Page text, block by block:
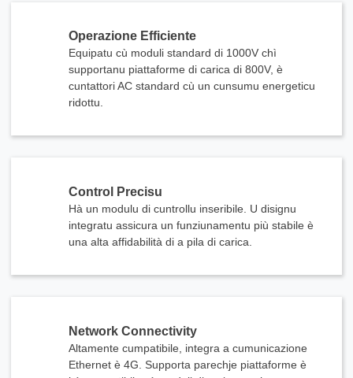
Operazione Efficiente
Equipatu cù moduli standard di 1000V chì
supportanu piattaforme di carica di 800V, è
cuntattori AC standard cù un cunsumu energeticu
ridottu.
Control Precisu
Hà un modulu di cuntrollu inseribile. U disignu
integratu assicura un funziunamentu più stabile è
una alta affidabilità di a pila di carica.
Network Connectivity
Altamente cumpatibile, integra a cumunicazione
Ethernet è 4G. Supporta parechje piattaforme è